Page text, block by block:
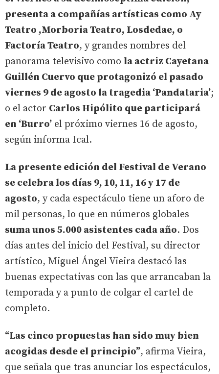
presenta a compañías artísticas como Ay
Teatro ,Morboria Teatro, Losdedae, o
Factoría Teatro, y grandes nombres del
panorama televisivo como la actriz Cayetana
Guillén Cuervo que protagonizó el pasado
viernes 9 de agosto la tragedia ‘Pandataria’;
o el actor Carlos Hipólito que participará
en ‘Burro’ el próximo viernes 16 de agosto,
según informa Ical.
La presente edición del Festival de Verano
se celebra los días 9, 10, 11, 16 y 17 de
agosto, y cada espectáculo tiene un aforo de
mil personas, lo que en números globales
suma unos 5.000 asistentes cada año. Dos
días antes del inicio del Festival, su director
artístico, Miguel Ángel Vieira destacó las
buenas expectativas con las que arrancaban la
temporada y a punto de colgar el cartel de
completo.
“Las cinco propuestas han sido muy bien
acogidas desde el principio”, afirma Vieira,
que señala que tras anunciar los espectáculos,